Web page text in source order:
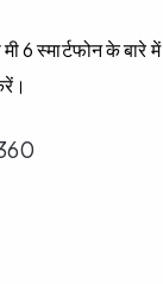
मी 6 स्मार्टफोन के